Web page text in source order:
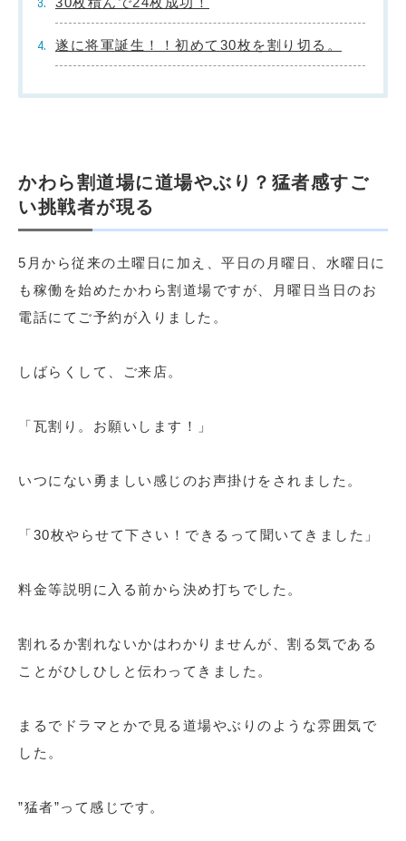
遂に将軍誕生！！初めて30枚を割り切る。
かわら割道場に道場やぶり？猛者感すご
い挑戦者が現る
5月から従来の土曜日に加え、平日の月曜日、水曜日に
も稼働を始めたかわら割道場ですが、月曜日当日のお
電話にてご予約が入りました。
しばらくして、ご来店。
「瓦割り。お願いします！」
いつにない勇ましい感じのお声掛けをされました。
「30枚やらせて下さい！できるって聞いてきました」
料金等説明に入る前から決め打ちでした。
割れるか割れないかはわかりませんが、割る気である
ことがひしひしと伝わってきました。
まるでドラマとかで見る道場やぶりのような雰囲気で
した。
”猛者”って感じです。